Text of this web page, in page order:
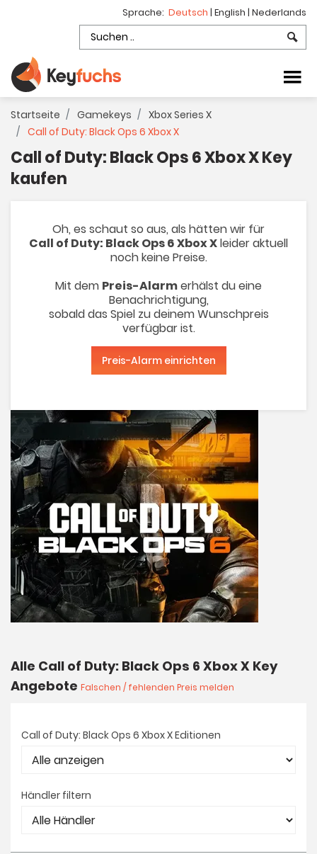
Sprache: Deutsch | English | Nederlands
Startseite Gamekeys
Xbox Series X
Call of Duty: Black Ops 6 Xbox X
Call of Duty: Black Ops 6 Xbox X Key
kaufen
Oh, es schaut so aus, als hätten wir für
Call of Duty: Black Ops 6 Xbox Xleider aktuell
noch keine Preise.
Mit dem Preis-Alarmerhälst du eine
Benachrichtigung,
sobald das Spiel zu deinem Wunschpreis
verfügbar ist.
Preis-Alarm einrichten
Alle Call of Duty: Black Ops 6 Xbox X Key
Angebote Falschen / fehlenden Preis melden
Call of Duty: Black Ops 6 Xbox X Editionen
Händler filtern